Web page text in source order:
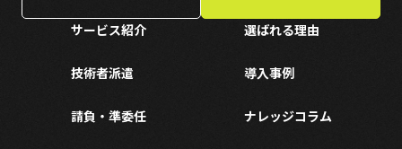
サービス紹介
技術者派遣
請負・準委任
選ばれる理由
導入事例
ナレッジコラム